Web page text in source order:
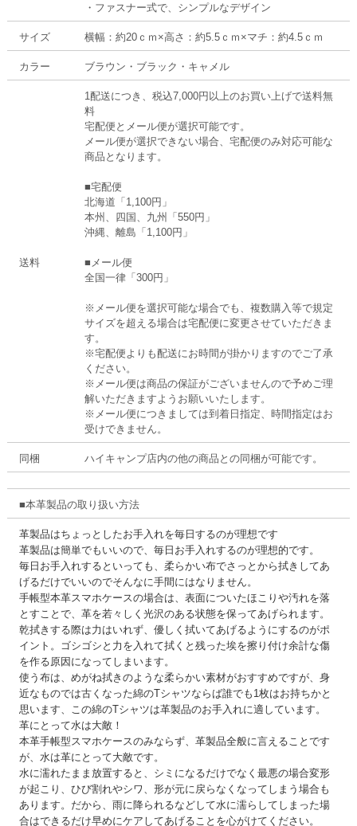
・ファスナー式で、シンプルなデザイン
サイズ 横幅：約20ｃｍ×高さ：約5.5ｃｍ×マチ：約4.5ｃｍ
カラー ブラウン・ブラック・キャメル
送料
1配送につき、税込7,000円以上のお買い上げで送料無
料
宅配便とメール便が選択可能です。
メール便が選択できない場合、宅配便のみ対応可能な
商品となります。
■宅配便
北海道「1,100円」
本州、四国、九州「550円」
沖縄、離島「1,100円」
■メール便
全国一律「300円」
※メール便を選択可能な場合でも、複数購入等で規定
サイズを超える場合は宅配便に変更させていただきま
す。
※宅配便よりも配送にお時間が掛かりますのでご了承
ください。
※メール便は商品の保証がございませんので予めご理
解いただきますようお願いいたします。
※メール便につきましては到着日指定、時間指定はお
受けできません。
同梱 ハイキャンプ店内の他の商品との同梱が可能です。
■本革製品の取り扱い方法
革製品はちょっとしたお手入れを毎日するのが理想です
革製品は簡単でもいいので、毎日お手入れするのが理想的です。
毎日お手入れするといっても、柔らかい布でさっとから拭きしてあ
げるだけでいいのでそんなに手間にはなりません。
手帳型本革スマホケースの場合は、表面についたほこりや汚れを落
とすことで、革を若々しく光沢のある状態を保ってあげられます。
乾拭きする際は力はいれず、優しく拭いてあげるようにするのがポ
イント。ゴシゴシと力を入れて拭くと残った埃を擦り付け余計な傷
を作る原因になってしまいます。
使う布は、めがね拭きのような柔らかい素材がおすすめですが、身
近なものでは古くなった綿のTシャツならば誰でも1枚はお持ちかと
思います、この綿のTシャツは革製品のお手入れに適しています。
革にとって水は大敵！
本革手帳型スマホケースのみならず、革製品全般に言えることです
が、水は革にとって大敵です。
水に濡れたまま放置すると、シミになるだけでなく最悪の場合変形
が起こり、ひび割れやシワ、形が元に戻らなくなってしまう場合も
あります。だから、雨に降られるなどして水に濡らしてしまった場
合はできるだけ早めにケアしてあげることを心がけてください。